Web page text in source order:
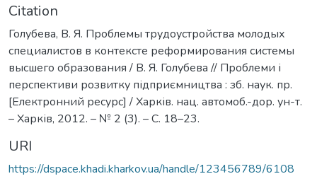
Citation
Голубева, В. Я. Проблемы трудоустройства молодых
специалистов в контексте реформирования системы
высшего образования / В. Я. Голубева // Проблеми і
перспективи розвитку підприємництва : зб. наук. пр.
[Електронний ресурс] / Харків. нац. автомоб.-дор. ун-т.
– Харків, 2012. – № 2 (3). – С. 18–23.
URI
https://dspace.khadi.kharkov.ua/handle/123456789/6108